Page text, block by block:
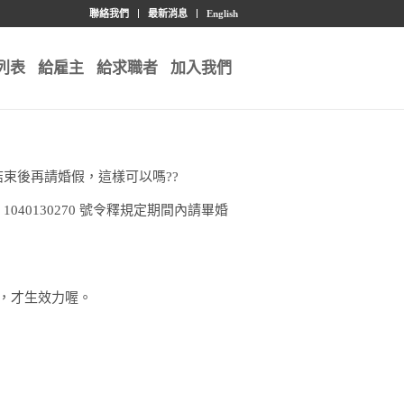
聯絡我們 最新消息 English
表 給雇主 給求職者 加入我們
後再請婚假，這樣可以嗎??
號令釋規定期間內請畢婚
才生效力喔。